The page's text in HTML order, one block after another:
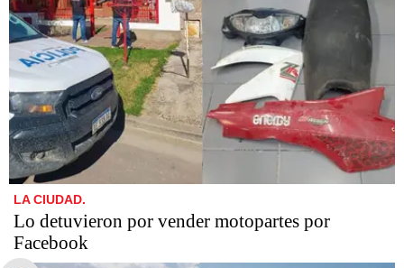
LA CIUDAD.
Lo detuvieron por vender motopartes por
Facebook